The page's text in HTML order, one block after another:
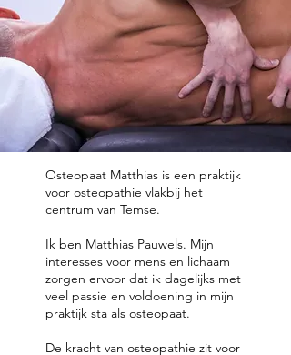
Osteopaat Matthias is een praktijk
voor osteopathie vlakbij het
centrum van Temse.
Ik ben Matthias Pauwels. Mijn
interesses voor mens en lichaam
zorgen ervoor dat ik dagelijks met
veel passie en voldoening in mijn
praktijk sta als osteopaat.
De kracht van osteopathie zit voor